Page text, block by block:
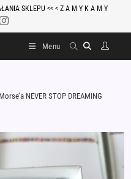
SKLEPU << < Z A M Y K A M Y
Menu
NEVER STOP DREAMING